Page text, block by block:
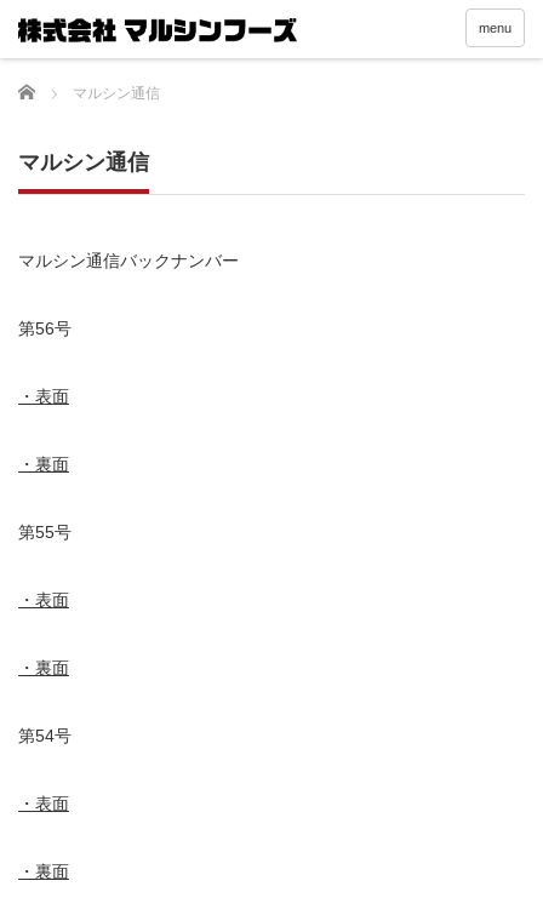
menu
Home マルシン通信
マルシン通信
マルシン通信バックナンバー
第56号
・表面
・裏面
第55号
・表面
・裏面
第54号
・表面
・裏面